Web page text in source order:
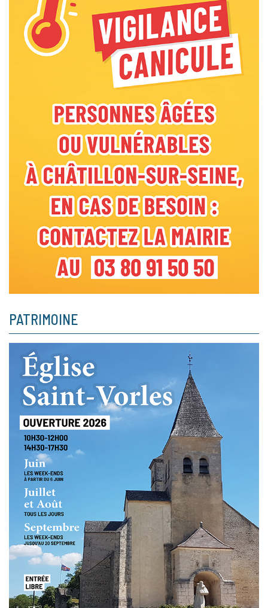
PATRIMOINE